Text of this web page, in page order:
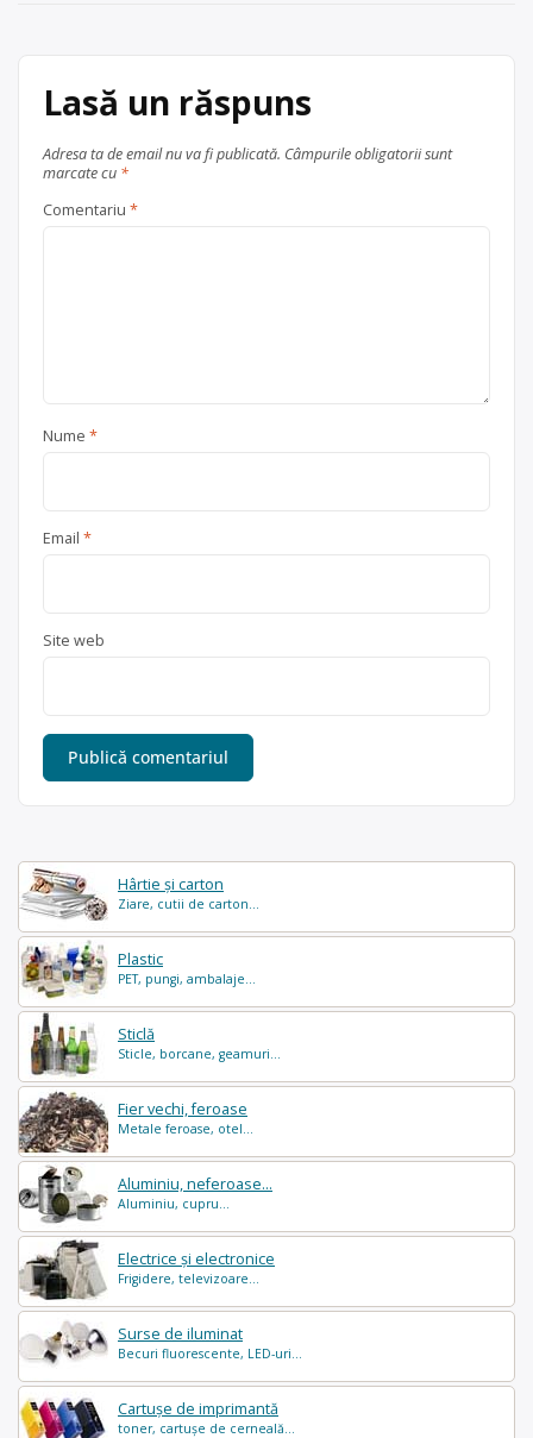
Hârtie și carton
Ziare, cutii de carton...
Plastic
PET, pungi, ambalaje...
Sticlă
Sticle, borcane, geamuri...
Fier vechi, feroase
Metale feroase, otel...
Aluminiu, neferoase...
Aluminiu, cupru...
Electrice și electronice
Frigidere, televizoare...
Surse de iluminat
Becuri fluorescente, LED-uri...
Cartușe de imprimantă
toner, cartușe de cerneală...
Lasă un răspuns
Adresa ta de email nu va fi publicată. Câmpurile obligatorii sunt
marcate cu *
Comentariu *
Nume *
Email *
Site web